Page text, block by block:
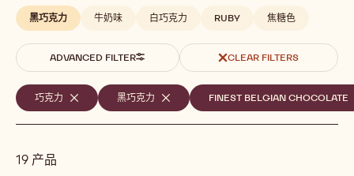
黑巧克力 牛奶味 白巧克力 RUBY 焦糖色
ADVANCED FILTER CLEAR FILTERS
选
定
筛
巧克力
REMOVE
FILTER
黑巧克力
REMOVE
FILTER
FINEST BELGIAN CHOCOLATE
19 产品